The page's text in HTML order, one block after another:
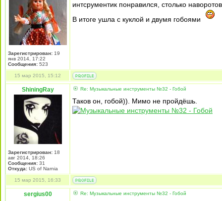
Зарегистрирован: 19
янв 2014, 17:22
Сообщения: 523
интсрументик понравился, столько
В итоге ушла с куклой и двумя гобоями
15 мар 2015, 15:12
ShiningRay
Зарегистрирован: 18
авг 2014, 18:26
Сообщения: 31
Откуда: US of Narnia
Re: Музыкальные инструменты №32 - Гобой
Таков он, гобой)). Мимо не пройдёшь.
15 мар 2015, 16:33
sergius00 Re: Музыкальные инструменты №32 - Гобой